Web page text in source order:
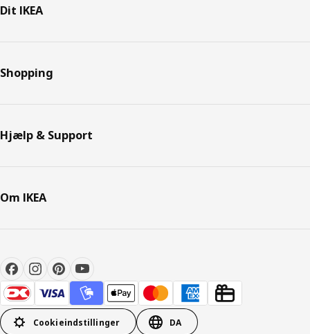
Dit IKEA
Shopping
Hjælp & Support
Om IKEA
Cookieindstillinger DA